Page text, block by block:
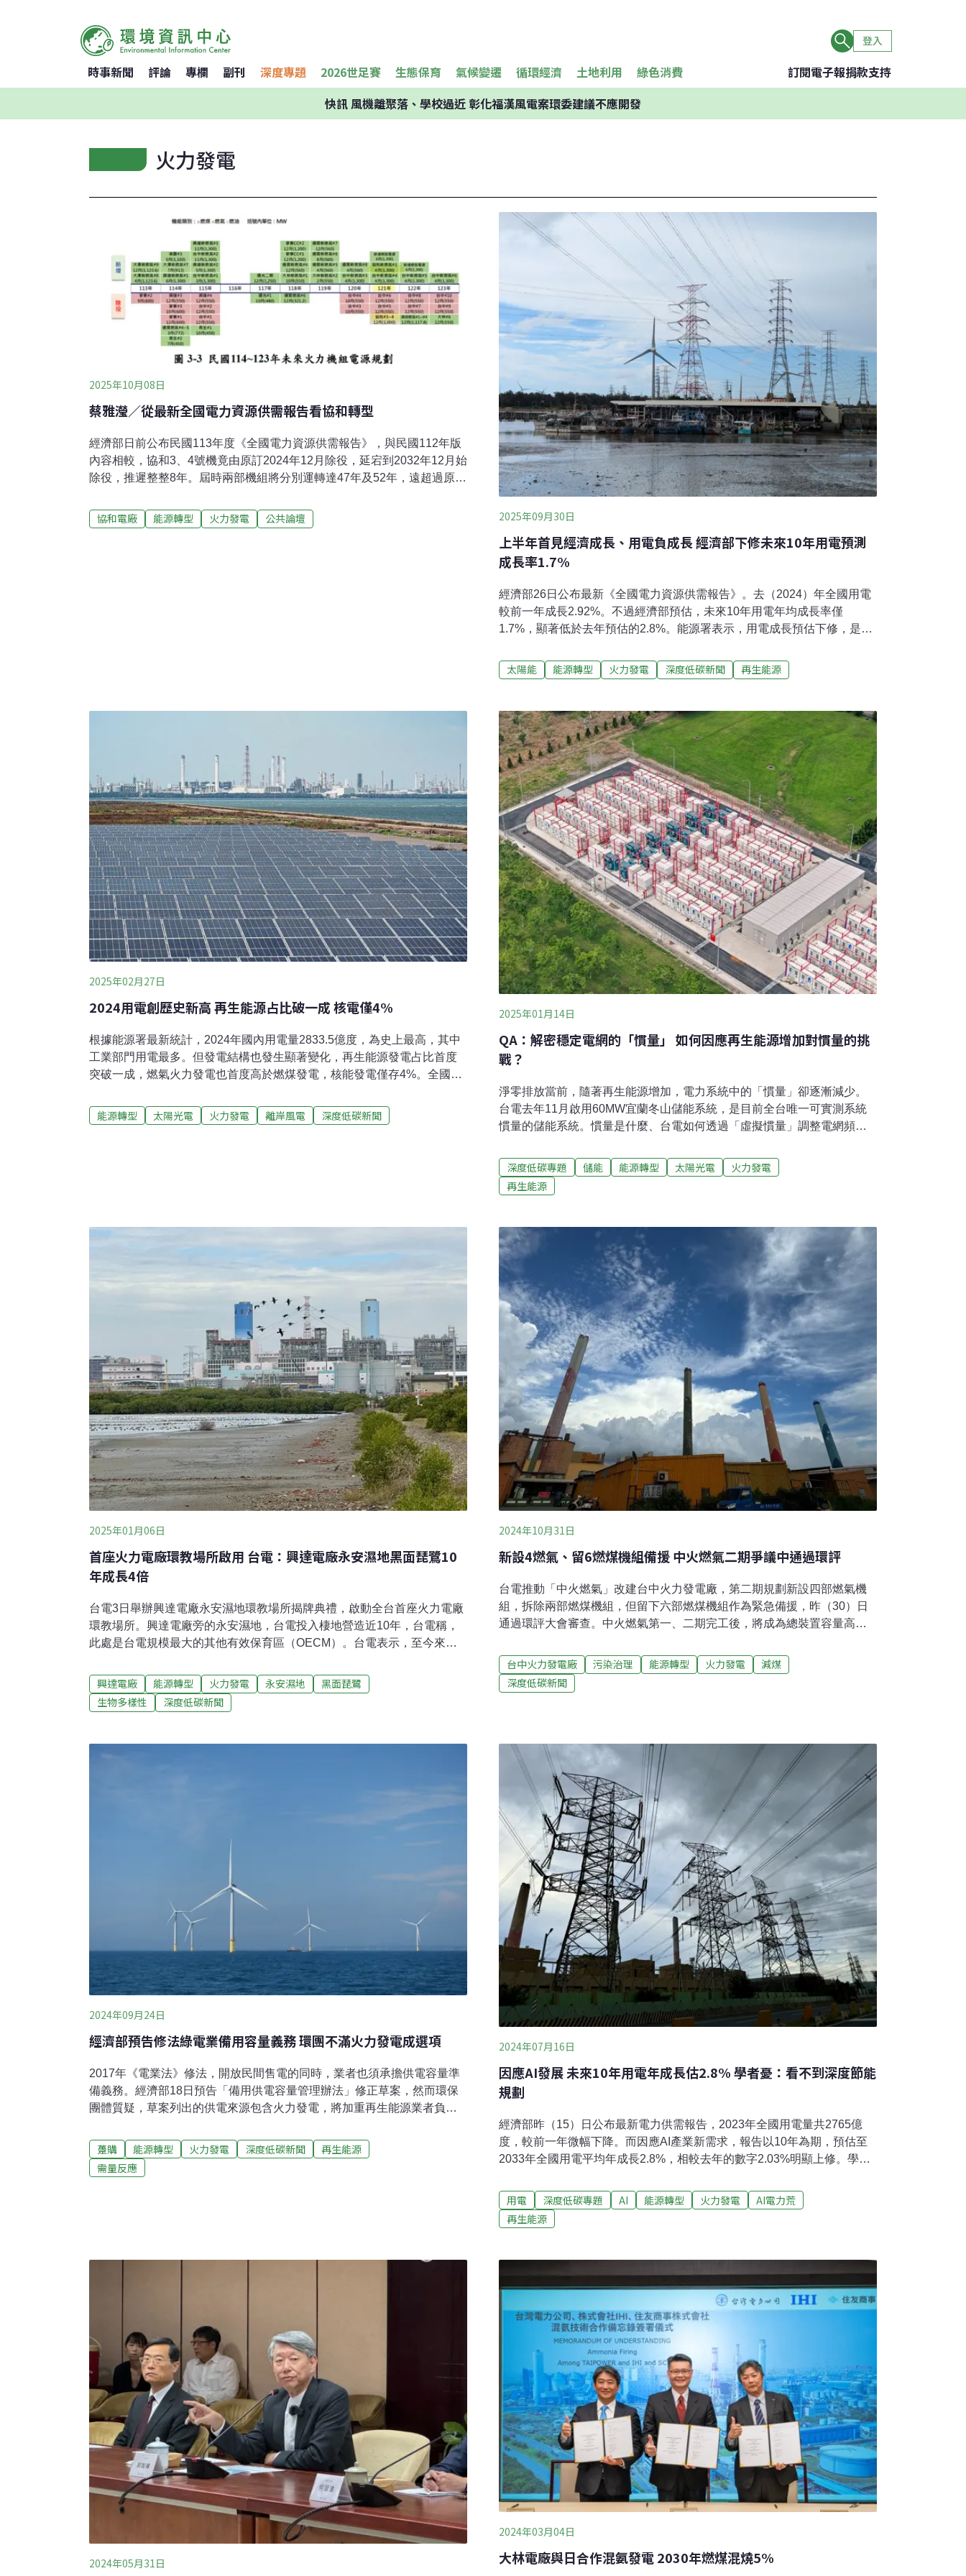
登入
時事新聞 評論 專欄 副刊 深度專題 2026世足賽 生態保育 氣候變遷 循環經濟 土地利用 綠色消費 訂閱電子報捐款支持
快訊風機離聚落、學校過近 彰化福漢風電案環委建議不應開發
火力發電
2025年10月08日
蔡雅瀅／從最新全國電力資源供需報告看協和轉型
經濟部日前公布民國113年度《全國電力資源供需報告》，與民國112年版
內容相較，協和3、4號機竟由原訂2024年12月除役，延宕到2032年12月始
除役，推遲整整8年。屆時兩部機組將分別運轉達47年及52年，遠超過原定
民眾亦將較原訂計畫，多吸八年的重油燃燒廢氣，對國民健康危害甚鉅。
協和新燃氣1號機預訂商轉日，亦從原訂的2030年6月，延後到2032年4
協和電廠 能源轉型 火力發電 公共論壇 2025年09月30日
上半年首見經濟成長、用電負成長 經濟部下修未來10年用電預測
成長率1.7%
經濟部26日公布最新《全國電力資源供需報告》。去（2024）年全國用電
較前一年成長2.92%。不過經濟部預估，未來10年用電年均成長率僅
1.7%，顯著低於去年預估的2.8%。能源署表示，用電成長預估下修，是因
用電首次出現負成長所致。上半年用電負成長 經濟部下修未來10年用電年
增率經濟部26日舉辦記者會公布最新《全國電力資源供需報告》，2024年
務業部門則因批發業、運輸倉儲業、貨運業成長，較前一年增3.55%，住宅
因高溫使冷氣開機日增加，用電也成長3.8%。
太陽能 能源轉型 火力發電 深度低碳新聞 再生能源
2025年02月27日
2024用電創歷史新高 再生能源占比破一成 核電僅4%
根據能源署最新統計，2024年國內用電量2833.5億度，為史上最高，其中
工業部門用電最多。但發電結構也發生顯著變化，再生能源發電占比首度
突破一成，燃氣火力發電也首度高於燃煤發電，核能發電僅存4%。全國用
報，2024全年度國內總電力消費量高達2833.5億度，超過2021年因疫後復
甦的2830億度，創下歷史新高紀錄。2024年度用電量占比最高的依然是工
要求用電大戶節電，核定「深度節能」計畫
能源轉型 太陽光電 火力發電 離岸風電 深度低碳新聞
2025年01月14日
QA：解密穩定電網的「慣量」 如何因應再生能源增加對慣量的挑
戰？
淨零排放當前，隨著再生能源增加，電力系統中的「慣量」卻逐漸減少。
台電去年11月啟用60MW宜蘭冬山儲能系統，是目前全台唯一可實測系統
慣量的儲能系統。慣量是什麼、台電如何透過「虛擬慣量」調整電網頻
慣量是一種在慣性作用下，傳統發電機組的轉子與渦輪葉片暫時維持轉
速，穩定電網頻率的能力。行駛中的大貨車途緊急剎車，車體繼續往前滑
一段距離才靜止，這是生活中常見的「慣性」物理現象。當前主要的火力
機組也會在慣性作用下繼續運轉一定時間，可以暫時維持電網的頻率，這
股能力就稱為「慣量」。Q2：再生能源增加，電網慣量變少？隨著能源轉
型，光電與風電等再生能源逐漸取代原有發電機組，全台電網的慣量正在
減少。台電輸變電工程處智控系統技術組長蔡曜鍠解釋，太陽光電是直接
將光轉換成電能，不存在機械運
深度低碳專題 儲能 能源轉型 太陽光電
火力發電
再生能源
2025年01月06日
首座火力電廠環教場所啟用 台電：興達電廠永安濕地黑面琵鷺10
年成長4倍
台電3日舉辦興達電廠永安濕地環教場所揭牌典禮，啟動全台首座火力電廠
環教場所。興達電廠旁的永安濕地，台電投入棲地營造近10年，台電稱，
此處是台電規模最大的其他有效保育區（OECM）。台電表示，至今來訪
「飛鳥電廠」。永安濕地翻身 黑面琵鷺10年成長4倍台電在高雄興達電廠
旁的永安濕地，投入棲地營造近10年，鳥類來訪數量逐年上升。去
（2024）年9月通過環境部環境教育設施場所認證，本月3日舉辦揭牌典
樹林製鹽株式會社辦公室」，也於2016年推動興達電廠改建計畫時，與地
興達電廠 能源轉型 火力發電 永安濕地
黑面琵鷺
生物多樣性
深度低碳新聞
2024年10月31日
新設4燃氣、留6燃煤機組備援 中火燃氣二期爭議中通過環評
台電推動「中火燃氣」改建台中火力發電廠，第二期規劃新設四部燃氣機
組，拆除兩部燃煤機組，但留下六部燃煤機組作為緊急備援，昨（30）日
通過環評大會審查。中火燃氣第一、二期完工後，將成為總裝置容量高達
裝置容量增加是「擴建」，呼籲退回小組重審；中市府也指台電欠缺說明
減煤目標，並堅持燃煤機組僅能留下四部備用。但中火在地多位里長出席
支持此案，指出地方上已經呼吸太久燃煤污染，既然中火無法遷廠，就要
氣），用新建燃氣機組取代燃煤機組。計畫分兩期，第一期已通過環評，
兩座燃氣機組（2.6GW）興建中；第二期預計新增四座燃氣機組及天然氣
儲槽，總裝置容量5.5GW，今年8月通過環評初審，昨日通過環評大會審
查。經濟部過
台中火力發電廠 污染治理 能源轉型 火力發電
減煤
深度低碳新聞
2024年09月24日
經濟部預告修法綠電業備用容量義務 環團不滿火力發電成選項
2017年《電業法》修法，開放民間售電的同時，業者也須承擔供電容量準
備義務。經濟部18日預告「備用供電容量管理辦法」修正草案，然而環保
團體質疑，草案列出的供電來源包含火力發電，將加重再生能源業者負
力發電，「灰電是最後的選擇」。備用供電來源含火力發電 民團批與能源
轉型背道而馳為確保供電穩定，《電業法》規定，電業（發電業或售電業
者）供電給用戶時，除提供用戶實際用電需求，也應預備一定的額外容
躉購 能源轉型 火力發電 深度低碳新聞
再生能源
需量反應
2024年07月16日
因應AI發展 未來10年用電年成長估2.8% 學者憂：看不到深度節能
規劃
經濟部昨（15）日公布最新電力供需報告，2023年全國用電量共2765億
度，較前一年微幅下降。而因應AI產業新需求，報告以10年為期，預估至
2033年全國用電平均年成長2.8%，相較去年的數字2.03%明顯上修。學者
入。此外，報告中大增的光電與燃氣機組缺乏相關說明，「像是湊數字達
標」，呼籲評估可行性。2023年電力需求「成長」最多：服務業與運輸部
門增10億度經濟部能源署15日公布最新《全國電力資源供需報告》，2023
工業部門活動與產能利用下降，工業部門較前一年度減少，但用電仍最
多，共1530億度，占比55%以上。服務業、運輸部門用電則向上成長，分
別達484億度、18.6億度。住宅部門也成長至515.2億度，增幅達1.35%。
能源署說明，隨著國內出遊人潮
用電 深度低碳專題 AI 能源轉型 火力發電
AI電力荒
再生能源
2024年05月31日
2024年03月04日
大林電廠與日合作混氨發電 2030年燃煤混燒5%